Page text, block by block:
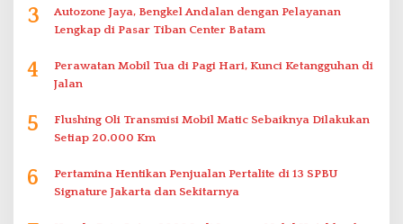
3
Autozone Jaya, Bengkel Andalan dengan Pelayanan
Lengkap di Pasar Tiban Center Batam
4
Perawatan Mobil Tua di Pagi Hari, Kunci Ketangguhan di
Jalan
5
Flushing Oli Transmisi Mobil Matic Sebaiknya Dilakukan
Setiap 20.000 Km
6
Pertamina Hentikan Penjualan Pertalite di 13 SPBU
Signature Jakarta dan Sekitarnya